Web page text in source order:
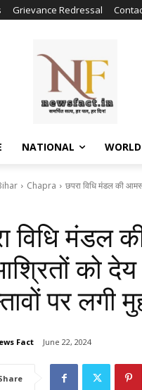
Grievance Redressal
NATIONAL WORLD
Chapra छपरा विधि मंडल की
विधि मंडल
को देय
पर लगी
Fact June 22, 2024